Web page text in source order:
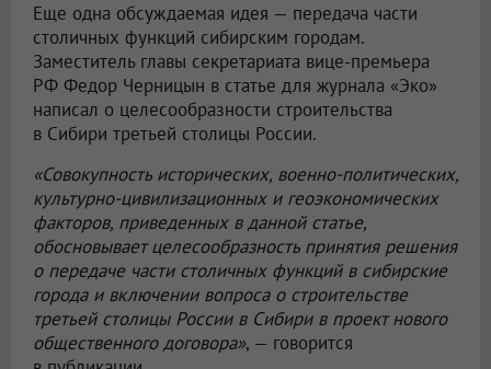
Еще одна обсуждаемая идея — передача части
столичных функций сибирским городам.
Заместитель главы секретариата вице-премьера
РФ Федор Черницын в статье для журнала «Эко»
написал о целесообразности строительства
в Сибири третьей столицы России.
«Совокупность исторических, военно-политических,
культурно-цивилизационных и геоэкономических
факторов, приведенных в данной статье,
обосновывает целесообразность принятия решения
о передаче части столичных функций в сибирские
города и включении вопроса о строительстве
третьей столицы России в Сибири в проект нового
общественного договора», — говорится